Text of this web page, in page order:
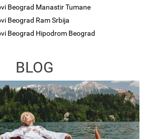
Beograd Manastir Tumane
Beograd Ram Srbija
Beograd Hipodrom Beograd
BLOG